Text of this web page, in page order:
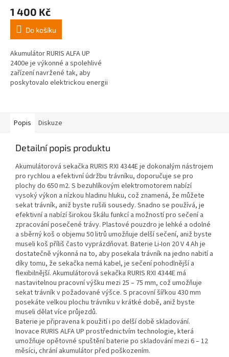
1 400 Kč
Do košíku
Akumulátor RURIS ALFA UP
2400e je výkonné a spolehlivé
zařízení navržené tak, aby
poskytovalo elektrickou energii
Popis
Diskuze
Detailní popis produktu
Akumulátorová sekačka RURIS RXI 4344E je dokonalým nástrojem
pro rychlou a efektivní údržbu trávníku, doporučuje se pro
plochy do 650 m2. S bezuhlíkovým elektromotorem nabízí
vysoký výkon a nízkou hladinu hluku, což znamená, že můžete
sekat trávník, aniž byste rušili sousedy. Snadno se používá, je
efektivní a nabízí širokou škálu funkcí a možností pro sečení a
zpracování posečené trávy. Plastové pouzdro je lehké a odolné
a sběrný koš o objemu 50 litrů umožňuje delší sečení, aniž byste
museli koš příliš často vyprázdňovat. Baterie Li-Ion 20 V 4 Ah je
dostatečně výkonná na to, aby posekala trávník na jedno nabití a
díky tomu, že sekačka nemá kabel, je sečení pohodlnější a
flexibilnější. Akumulátorová sekačka RURIS RXI 4344E má
nastavitelnou pracovní výšku mezi 25 – 75 mm, což umožňuje
sekat trávník v požadované výšce. S pracovní šířkou 430 mm
posekáte velkou plochu trávníku v krátké době, aniž byste
museli dělat více průjezdů.
Baterie je připravena k použití i po delší době skladování.
Inovace RURIS ALFA UP prostřednictvím technologie, která
umožňuje opětovné spuštění baterie po skladování mezi 6 – 12
měsíci, chrání akumulátor před poškozením.